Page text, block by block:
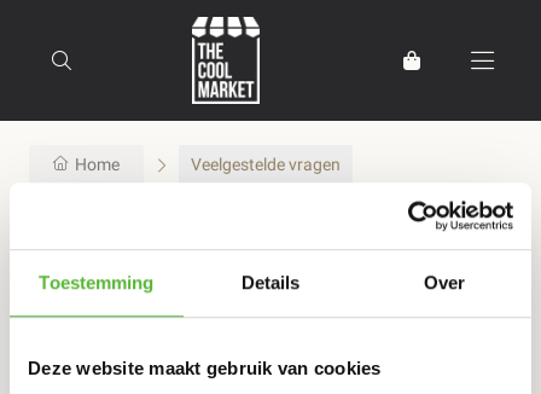
Toestemming Details Over
Deze website maakt gebruik van cookies
Home Veelgestelde vragen
faq
Betaling en cadeaukaarten